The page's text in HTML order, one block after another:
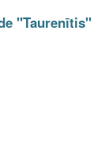
"Taurenītis"